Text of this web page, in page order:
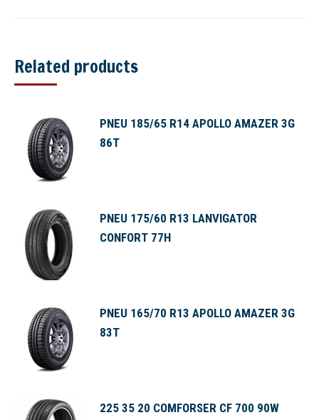
Related products
PNEU 185/65 R14 APOLLO AMAZER 3G
86T
PNEU 175/60 R13 LANVIGATOR
CONFORT 77H
PNEU 165/70 R13 APOLLO AMAZER 3G
83T
225 35 20 COMFORSER CF 700 90W